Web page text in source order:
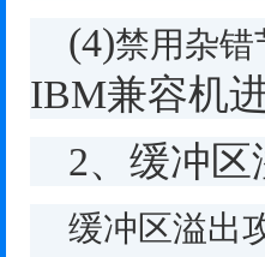
(4)禁用杂
IBM兼容机
2、缓冲
缓冲区溢出